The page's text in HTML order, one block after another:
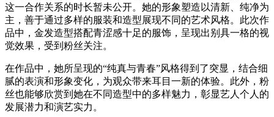
这一合作关系的时长暂未公开。她的形象塑造以清新、纯净为
主，善于通过多样的服装和造型展现不同的艺术风格。此次作
品中，金发造型搭配青涩感十足的服饰，呈现出别具一格的视
觉效果，受到粉丝关注。
在作品中，她所呈现的“纯真与青春”风格得到了突显，结合细
腻的表演和形象变化，为观众带来耳目一新的体验。此外，粉
丝也能够欣赏到她在不同造型中的多样魅力，彰显艺人个人的
发展潜力和演艺实力。